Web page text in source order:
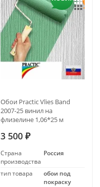
Обои Practic Vlies Band
2007-25 винил на
флизелине 1,06*25 м
3 500 ₽
Страна
производства
Россия
тип товара
обои под
покраску